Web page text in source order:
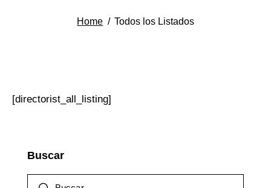
Home Todos los Listados
[directorist_all_listing]
Buscar